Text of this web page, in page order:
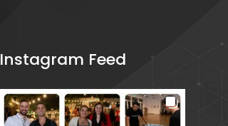
Instagram Feed